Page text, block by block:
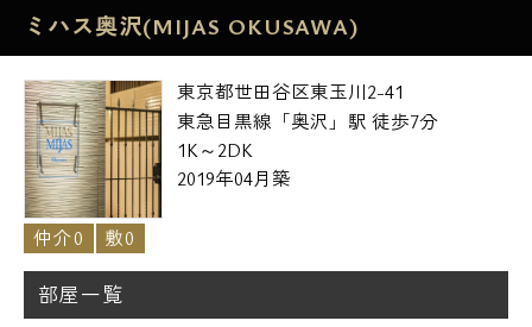
ミハス奥沢(MIJAS OKUSAWA)
東京都世田谷区東玉川2-41
東急目黒線「奥沢」駅 徒歩7分
1K～2DK
2019年04月築
仲介0 敷0
部屋一覧